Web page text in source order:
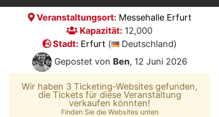
Veranstaltungsort: Messehalle Erfurt
Kapazität: 12,000
Stadt: Erfurt (
Deutschland)
Gepostet von Ben, 12 Juni 2026
Wir haben 3 Ticketing-Websites gefunden,
die Tickets für diese Veranstaltung
verkaufen könnten!
Finden Sie die Websites unten